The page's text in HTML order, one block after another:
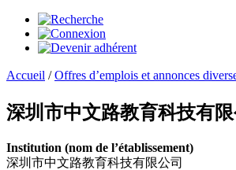
Accueil /Offres d’emplois et annonces
深圳市中文路教育科技有
Institution (nom de l’établissement)
深圳市中文路教育科技有限公司